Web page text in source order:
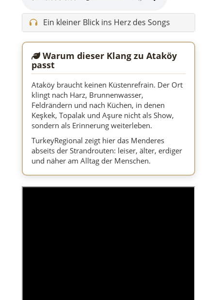
Ein kleiner Blick ins Herz des Songs
Warum dieser Klang zu Ataköy
passt
Ataköy braucht keinen Küstenrefrain. Der Ort
klingt nach Harz, Brunnenwasser,
Feldrändern und nach Küchen, in denen
Keşkek, Topalak und Aşure nicht als Show,
sondern als Erinnerung weiterleben.
TurkeyRegional zeigt hier das Menderes
abseits der Strandrouten: leiser, älter, erdiger
und näher am Alltag der Menschen.